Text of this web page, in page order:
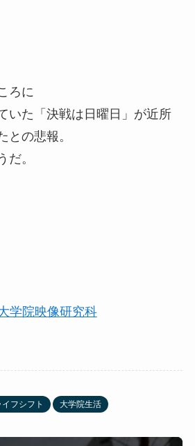
ろに
いた「決戦は日曜日」が近所
との悲報。
だ。
学院映像研究科
フシフト 大学院生活